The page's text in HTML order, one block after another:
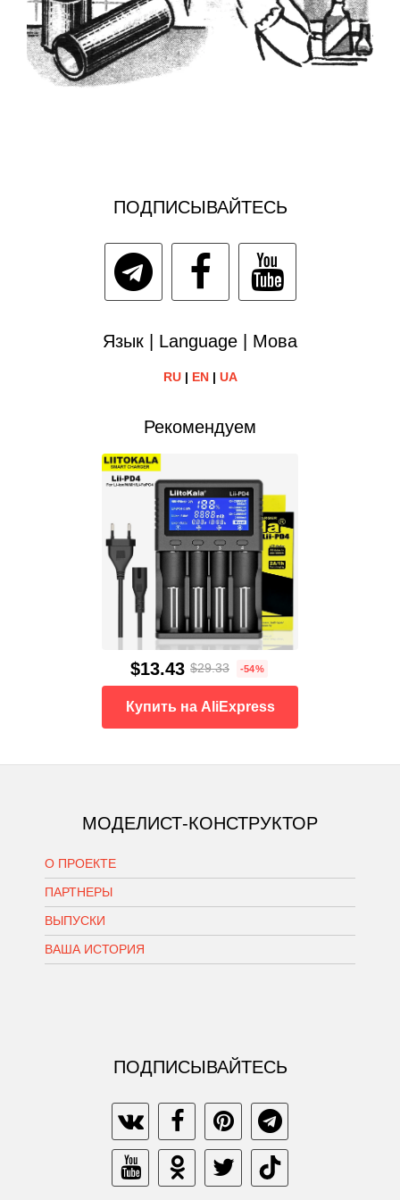
ПОДПИСЫВАЙТЕСЬ
Язык | Language | Мова
RU| EN| UA
Рекомендуем
$13.43 $29.33 -54%
Купить на AliExpress
МОДЕЛИСТ-КОНСТРУКТОР
О ПРОЕКТЕ
ПАРТНЕРЫ
ВЫПУСКИ
ВАША ИСТОРИЯ
ПОДПИСЫВАЙТЕСЬ